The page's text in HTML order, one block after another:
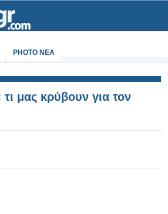
PHOTO NEA
μας κρύβουν για τον